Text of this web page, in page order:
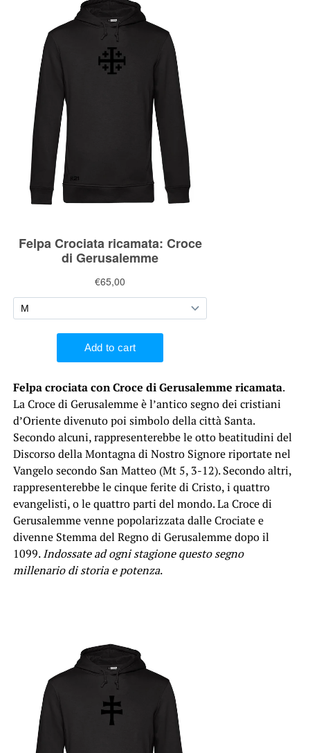
Felpa crociata con Croce di Gerusalemme ricamata.
La Croce di Gerusalemme è l’antico segno dei cristiani
d’Oriente divenuto poi simbolo della città Santa.
Secondo alcuni, rappresenterebbe le otto beatitudini del
Discorso della Montagna di Nostro Signore riportate nel
Vangelo secondo San Matteo (Mt 5, 3-12). Secondo altri,
rappresenterebbe le cinque ferite di Cristo, i quattro
evangelisti, o le quattro parti del mondo. La Croce di
Gerusalemme venne popolarizzata dalle Crociate e
divenne Stemma del Regno di Gerusalemme dopo il
1099.Indossate ad ogni stagione questo segno
millenario di storia e potenza.